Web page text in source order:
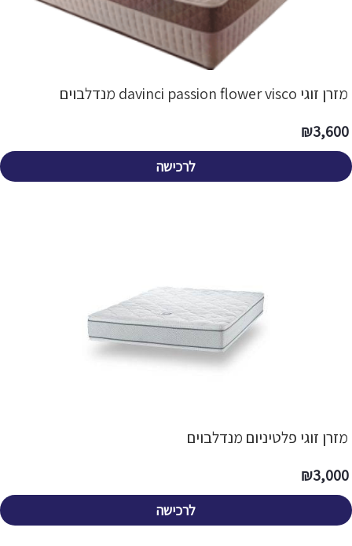
מזרן זוגי davinci passion flower visco מנדלבוים
3,600
₪
לרכישה
מזרן זוגי פלטיניום מנדלבוים
3,000
₪
לרכישה